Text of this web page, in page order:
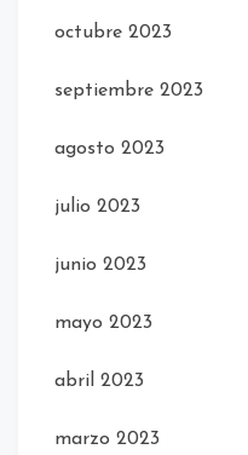
octubre 2023
septiembre 2023
agosto 2023
julio 2023
junio 2023
mayo 2023
abril 2023
marzo 2023